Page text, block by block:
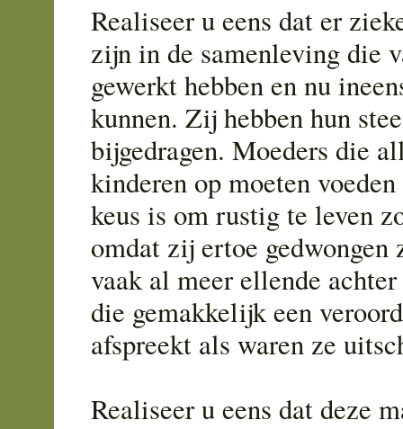
Realiseer u eens dat er
zijn in de samenleving die
gewerkt hebben en nu
kunnen. Zij hebben hun
bijgedragen. Moeders die
kinderen op moeten
keus is om rustig te leven
omdat zij ertoe
vaak al meer ellende
die gemakkelijk een
afspreekt als waren ze
Realiseer u eens dat deze